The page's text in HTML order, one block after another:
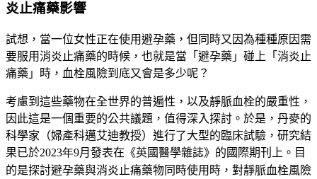
炎止痛藥影響
試想，當一位女性正在使用避孕藥，但同時又因為種種原因需
要服用消炎止痛藥的時候，也就是當「避孕藥」碰上「消炎止
痛藥」時，血栓風險到底又會是多少呢？
考慮到這些藥物在全世界的普遍性，以及靜脈血栓的嚴重性，
因此這是一個重要的公共議題，值得深入探討。於是，丹麥的
科學家（婦產科邁艾迪教授）進行了大型的臨床試驗，研究結
果已於2023年9月發表在《英國醫學雜誌》的國際期刊上。目
的是探討避孕藥與消炎止痛藥物同時使用時，對靜脈血栓風險